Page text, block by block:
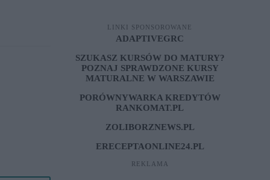
LINKI SPONSOROWANE
ADAPTIVEGRC
SZUKASZ KURSÓW DO MATURY?
POZNAJ SPRAWDZONE KURSY
MATURALNE W WARSZAWIE
PORÓWNYWARKA KREDYTÓW
RANKOMAT.PL
ZOLIBORZNEWS.PL
ERECEPTAONLINE24.PL
REKLAMA